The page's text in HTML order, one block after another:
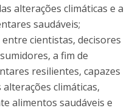
alterações climáticas e a
saudáveis;
cientistas, decisores
a fim de
resilientes, capazes
climáticas,
alimentos saudáveis e